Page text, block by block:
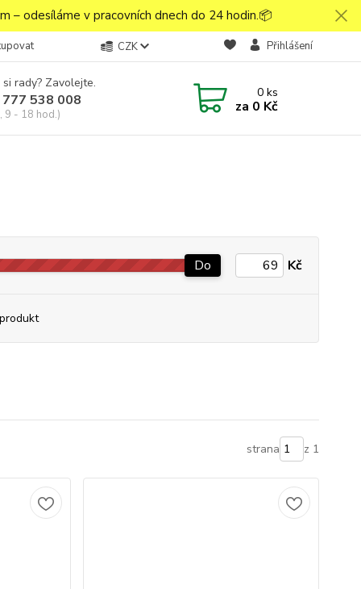
– odesíláme v pracovních dnech do 24 hodin.📦
CZK Přihlášení
rady? Zavolejte.
538 008
9 - 18 hod.)
0ks
za 0 Kč
Do Kč
strana z 1